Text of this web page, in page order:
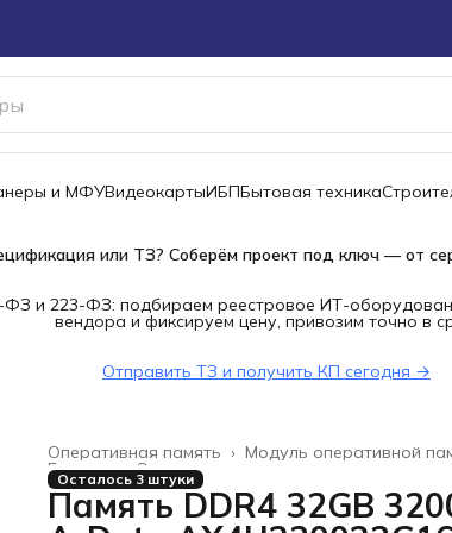
и МФУВидеокартыИБПБытовая техника
или ТЗ? Соберём проект под ключ — от
и 223-ФЗ: подбираем реестровое ИТ-
вендора и фиксируем цену, привозим точно в
Отправить ТЗ и получить КП сегодня →
Модуль оперативной
Оперативная память ›
Электроника
Главная ›
Осталось 3 штуки
Память DDR4 32GB